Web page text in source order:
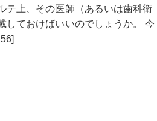
テ上、その医師（あるいは歯科衛
しておけばいいのでしょうか。 今